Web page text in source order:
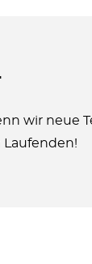
wir neue
Laufenden!